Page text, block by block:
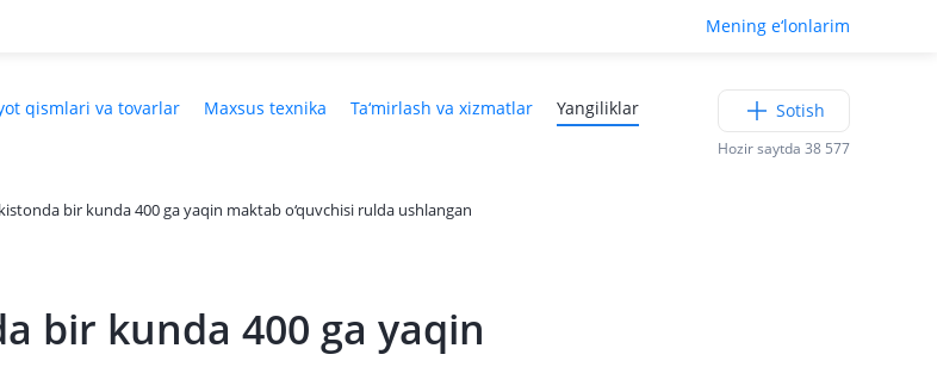
Mening e‘lonlarim
qismlari va tovarlar Maxsus texnika Ta‘mirlash va xizmatlar Yangiliklar Sotish
Hozir saytda 38 577
bir kunda 400 ga yaqin maktab o‘quvchisi rulda ushlangan
bir kunda 400 ga yaqin